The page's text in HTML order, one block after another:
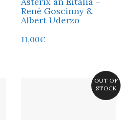
René Goscinny &
Albert Uderzo
11,00€
OUT OF
STOCK